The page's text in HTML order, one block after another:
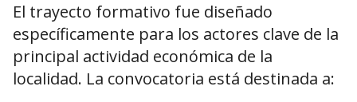
El trayecto formativo fue diseñado
específicamente para los actores clave de la
principal actividad económica de la
localidad. La convocatoria está destinada a: